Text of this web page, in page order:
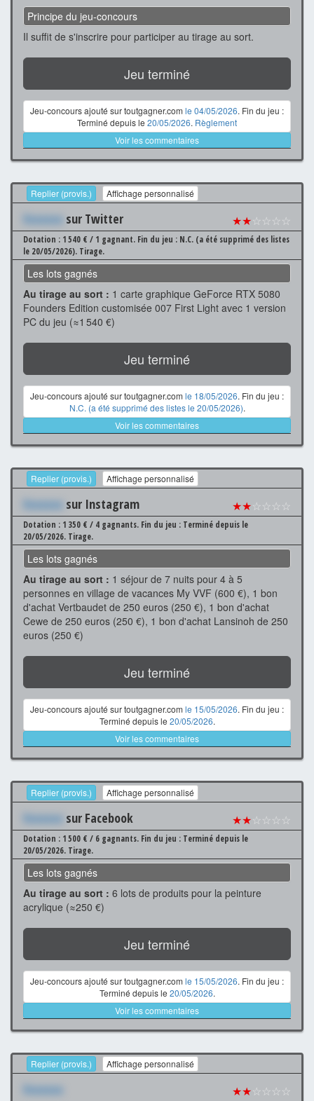
Principe du jeu-concours
Il suffit de s'inscrire pour participer au tirage au sort.
Jeu terminé
Jeu-concours ajouté sur toutgagner.com le 04/05/2026. Fin du jeu :
Terminé depuis le 20/05/2026. Règlement
Voir les commentaires
Replier (provis.) Affichage personnalisé
Xxxxxxx sur Twitter ★★☆☆☆☆
Dotation : 1 540 € / 1 gagnant. Fin du jeu : N.C. (a été supprimé des listes
le 20/05/2026). Tirage.
Les lots gagnés
Au tirage au sort : 1 carte graphique GeForce RTX 5080
Founders Edition customisée 007 First Light avec 1 version
PC du jeu (≈1 540 €)
Jeu terminé
Jeu-concours ajouté sur toutgagner.com le 18/05/2026. Fin du jeu :
N.C. (a été supprimé des listes le 20/05/2026).
Voir les commentaires
Replier (provis.) Affichage personnalisé
Xxxxxxx sur Instagram ★★☆☆☆☆
Dotation : 1 350 € / 4 gagnants. Fin du jeu : Terminé depuis le
20/05/2026. Tirage.
Les lots gagnés
Au tirage au sort : 1 séjour de 7 nuits pour 4 à 5
personnes en village de vacances My VVF (600 €), 1 bon
d'achat Vertbaudet de 250 euros (250 €), 1 bon d'achat
Cewe de 250 euros (250 €), 1 bon d'achat Lansinoh de 250
euros (250 €)
Jeu terminé
Jeu-concours ajouté sur toutgagner.com le 15/05/2026. Fin du jeu :
Terminé depuis le 20/05/2026.
Voir les commentaires
Replier (provis.) Affichage personnalisé
Xxxxxxx sur Facebook ★★☆☆☆☆
Dotation : 1 500 € / 6 gagnants. Fin du jeu : Terminé depuis le
20/05/2026. Tirage.
Les lots gagnés
Au tirage au sort : 6 lots de produits pour la peinture
acrylique (≈250 €)
Jeu terminé
Jeu-concours ajouté sur toutgagner.com le 15/05/2026. Fin du jeu :
Terminé depuis le 20/05/2026.
Voir les commentaires
Replier (provis.) Affichage personnalisé
Xxxxxxx ★★☆☆☆☆